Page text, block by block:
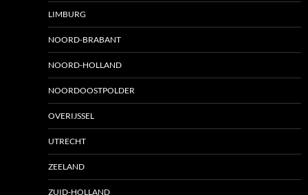
LIMBURG
NOORD-BRABANT
NOORD-HOLLAND
NOORDOOSTPOLDER
OVERIJSSEL
UTRECHT
ZEELAND
ZUID-HOLLAND